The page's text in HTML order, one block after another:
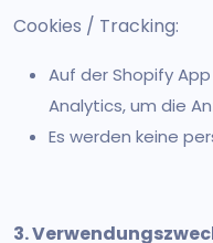
Cookies / Tracking:
Auf der Shopify
Analytics, um die
Es werden keine
3.